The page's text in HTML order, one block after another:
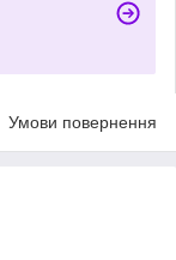
Умови повернення